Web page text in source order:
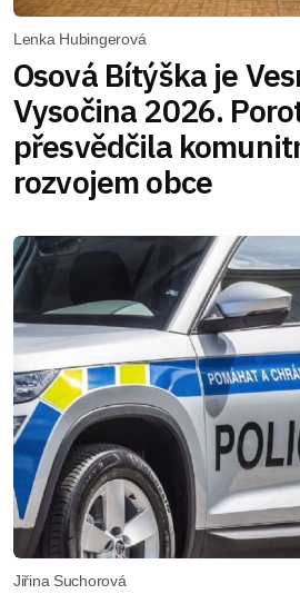
Lenka Hubingerová
Osová Bítýška je
Vysočina 2026.
přesvědčila
rozvojem obce
Jiřina Suchorová